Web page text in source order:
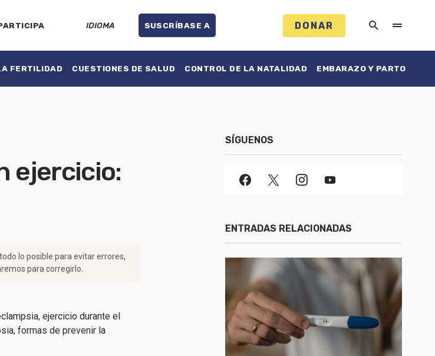
IDIOMA SUSCRÍBASE A DONAR
FERTILIDAD CUESTIONES DE SALUD CONTROL DE LA NATALIDAD EMBARAZO Y PARTO
ejercicio:
lo posible para evitar errores,
para corregirlo.
SÍGUENOS
ENTRADAS RELACIONADAS